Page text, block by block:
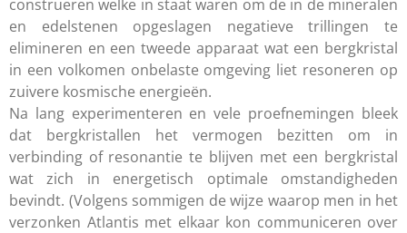
construeren welke in staat waren om de in de mineralen
en edelstenen opgeslagen negatieve trillingen te
elimineren en een tweede apparaat wat een bergkristal
in een volkomen onbelaste omgeving liet resoneren op
zuivere kosmische energieën.
Na lang experimenteren en vele proefnemingen bleek
dat bergkristallen het vermogen bezitten om in
verbinding of resonantie te blijven met een bergkristal
wat zich in energetisch optimale omstandigheden
bevindt. (Volgens sommigen de wijze waarop men in het
verzonken Atlantis met elkaar kon communiceren over